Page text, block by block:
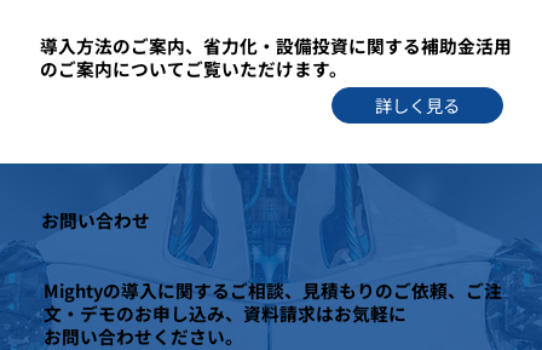
導入方法のご案内、省力化・設備投資に関する補助金活用
のご案内についてご覧いただけます。
詳しく見る
お問い合わせ
Mightyの導入に関するご相談、見積もりのご依頼、ご注
文・デモのお申し込み、資料請求はお気軽に
お問い合わせください。